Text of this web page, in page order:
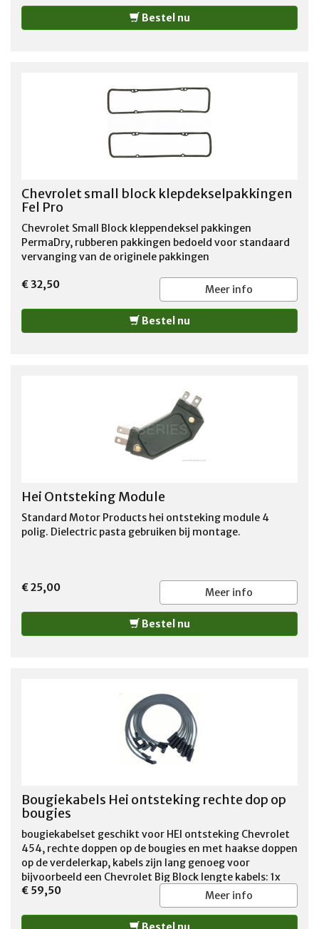
Bestel nu
Chevrolet small block klepdekselpakkingen
Fel Pro
Chevrolet Small Block kleppendeksel pakkingen
PermaDry, rubberen pakkingen bedoeld voor standaard
vervanging van de originele pakkingen
€ 32,50 Meer info
Bestel nu
Hei Ontsteking Module
Standard Motor Products hei ontsteking module 4
polig. Dielectric pasta gebruiken bij montage.
€ 25,00 Meer info
Bestel nu
Bougiekabels Hei ontsteking rechte dop op
bougies
bougiekabelset geschikt voor HEI ontsteking Chevrolet
454, rechte doppen op de bougies en met haakse doppen
op de verdelerkap, kabels zijn lang genoeg voor
bijvoorbeeld een Chevrolet Big Block lengte kabels: 1x
68cm 4x 73cm 1x 83cm 1x 93cm 1x 103cm
€ 59,50 Meer info